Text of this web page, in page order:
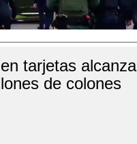
tarjetas alcanza
de colones